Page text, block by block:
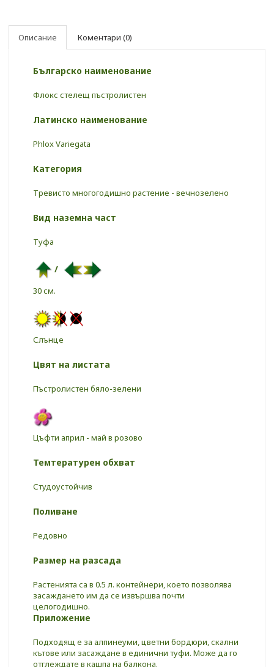
Описание Коментари (0)
Българско наименование
Флокс стелещ пъстролистен
Латинско наименование
Phlox Variegata
Категория
Тревисто многогодишно растение - вечнозелено
Вид наземна част
Туфа
/
30 см.
Слънце
Цвят на листата
Пъстролистен бялo-зелени
Цъфти април - май в розово
Темтературен обхват
Студоустойчив
Поливане
Редовно
Размер на разсада
Растенията са в 0.5 л. контейнери, което позволява
засаждането им да се извършва почти
целогодишно.
Приложение
Подходящ е за алпинеуми, цветни бордюри, скални
кътове или засаждане в единични туфи. Може да го
отглеждате в кашпа на балкона.